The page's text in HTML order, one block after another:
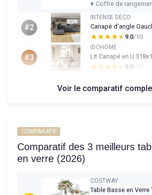
+
#2
INTENSE DECO
★★★★★
★★★★★ 9.0/10
#3
IDOHOME
★★★★★
★★★★★ 9.0 /10
Voir le comparatif
COMPARATIF
Comparatif des 3 meilleurs
en verre (2026)
COSTWAY